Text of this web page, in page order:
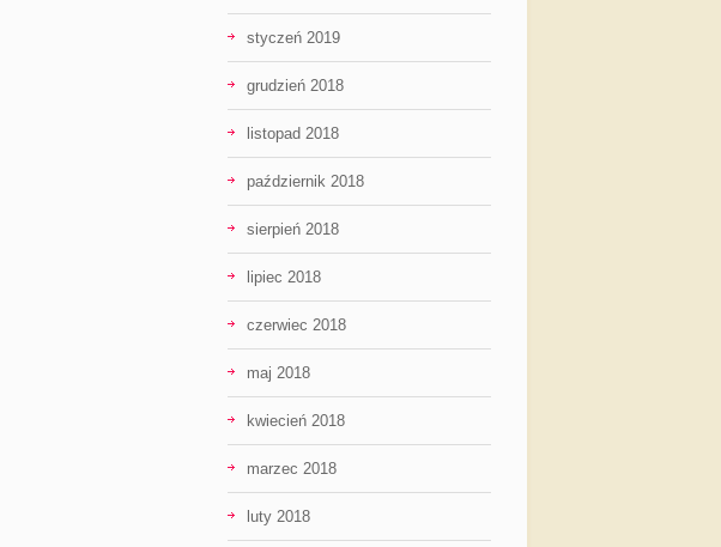
styczeń 2019
grudzień 2018
listopad 2018
październik 2018
sierpień 2018
lipiec 2018
czerwiec 2018
maj 2018
kwiecień 2018
marzec 2018
luty 2018